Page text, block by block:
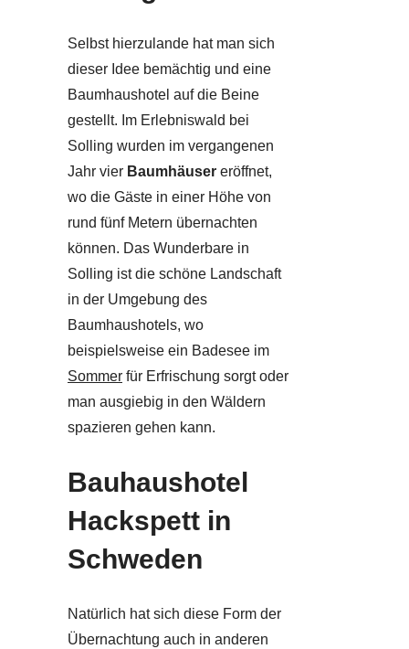
Selbst hierzulande hat man sich
dieser Idee bemächtig und eine
Baumhaushotel auf die Beine
gestellt. Im Erlebniswald bei
Solling wurden im vergangenen
Jahr vier Baumhäuser eröffnet,
wo die Gäste in einer Höhe von
rund fünf Metern übernachten
können. Das Wunderbare in
Solling ist die schöne Landschaft
in der Umgebung des
Baumhaushotels, wo
beispielsweise ein Badesee im
Sommer für Erfrischung sorgt oder
man ausgiebig in den Wäldern
spazieren gehen kann.
Bauhaushotel
Hackspett in
Schweden
Natürlich hat sich diese Form der
Übernachtung auch in anderen